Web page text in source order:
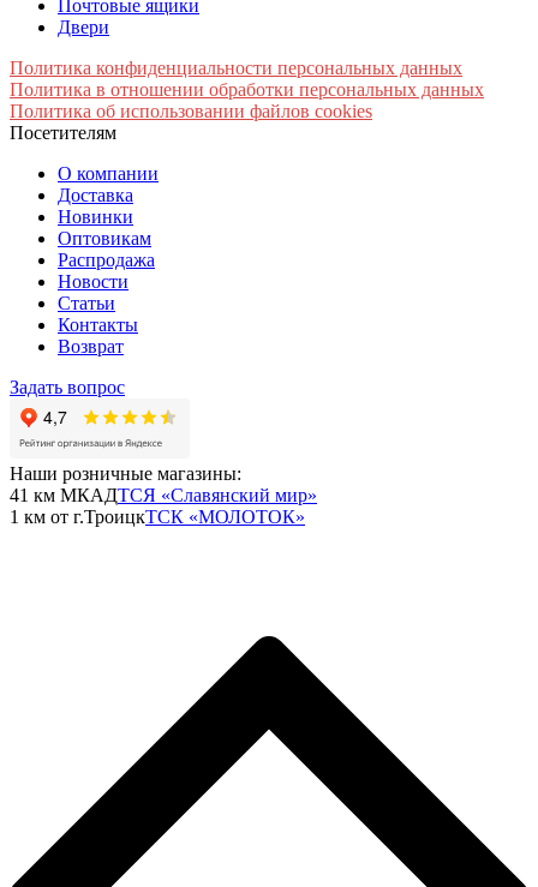
Почтовые ящики
Двери
Политика конфиденциальности персональных данных
Политика в отношении обработки персональных данных
Политика об использовании файлов cookies
Посетителям
О компании
Доставка
Новинки
Оптовикам
Распродажа
Новости
Статьи
Контакты
Возврат
Задать вопрос
Наши розничные магазины:
41 км МКАДТСЯ «Славянский мир»
1 км от г.ТроицкТСК «МОЛОТОК»